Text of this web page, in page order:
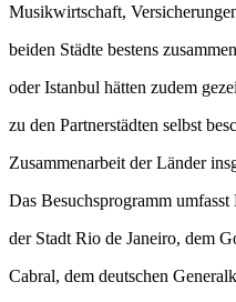
Musikwirtschaft,
beiden Städte bestens
oder Istanbul hätten zudem
zu den Partnerstädten selbst
Zusammenarbeit der Länder
Das Besuchsprogramm
der Stadt Rio de Janeiro, dem
Cabral, dem deutschen